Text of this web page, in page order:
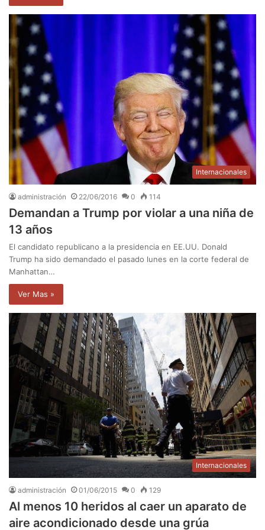
Internacionales
administración 22/06/2016 0 114
Demandan a Trump por violar a una niña de
13 años
El candidato republicano a la presidencia en EE.UU. Donald
Trump ha sido demandado el pasado lunes en la corte federal de
Manhattan…
Ver Mas »
Internacionales
administración 01/06/2015 0 129
Al menos 10 heridos al caer un aparato de
aire acondicionado desde una grúa